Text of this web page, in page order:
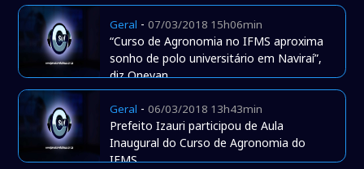
Geral -07/03/2018 15h06min
“Curso de Agronomia no IFMS aproxima
sonho de polo universitário em Naviraí”,
diz Onevan
Geral -06/03/2018 13h43min
Prefeito Izauri participou de Aula
Inaugural do Curso de Agronomia do
IFMS